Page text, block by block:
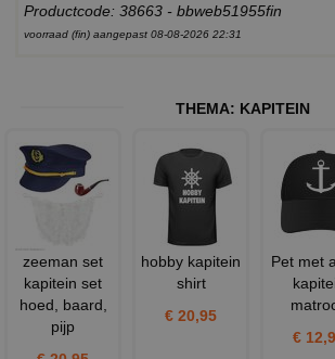
Productcode: 38663 - bbweb51955fin
voorraad (fin) aangepast 08-08-2026 22:31
THEMA: KAPITEIN
zeeman set
kapitein set
hoed, baard,
pijp
hobby kapitein
shirt
€ 20,95
Pet met
€